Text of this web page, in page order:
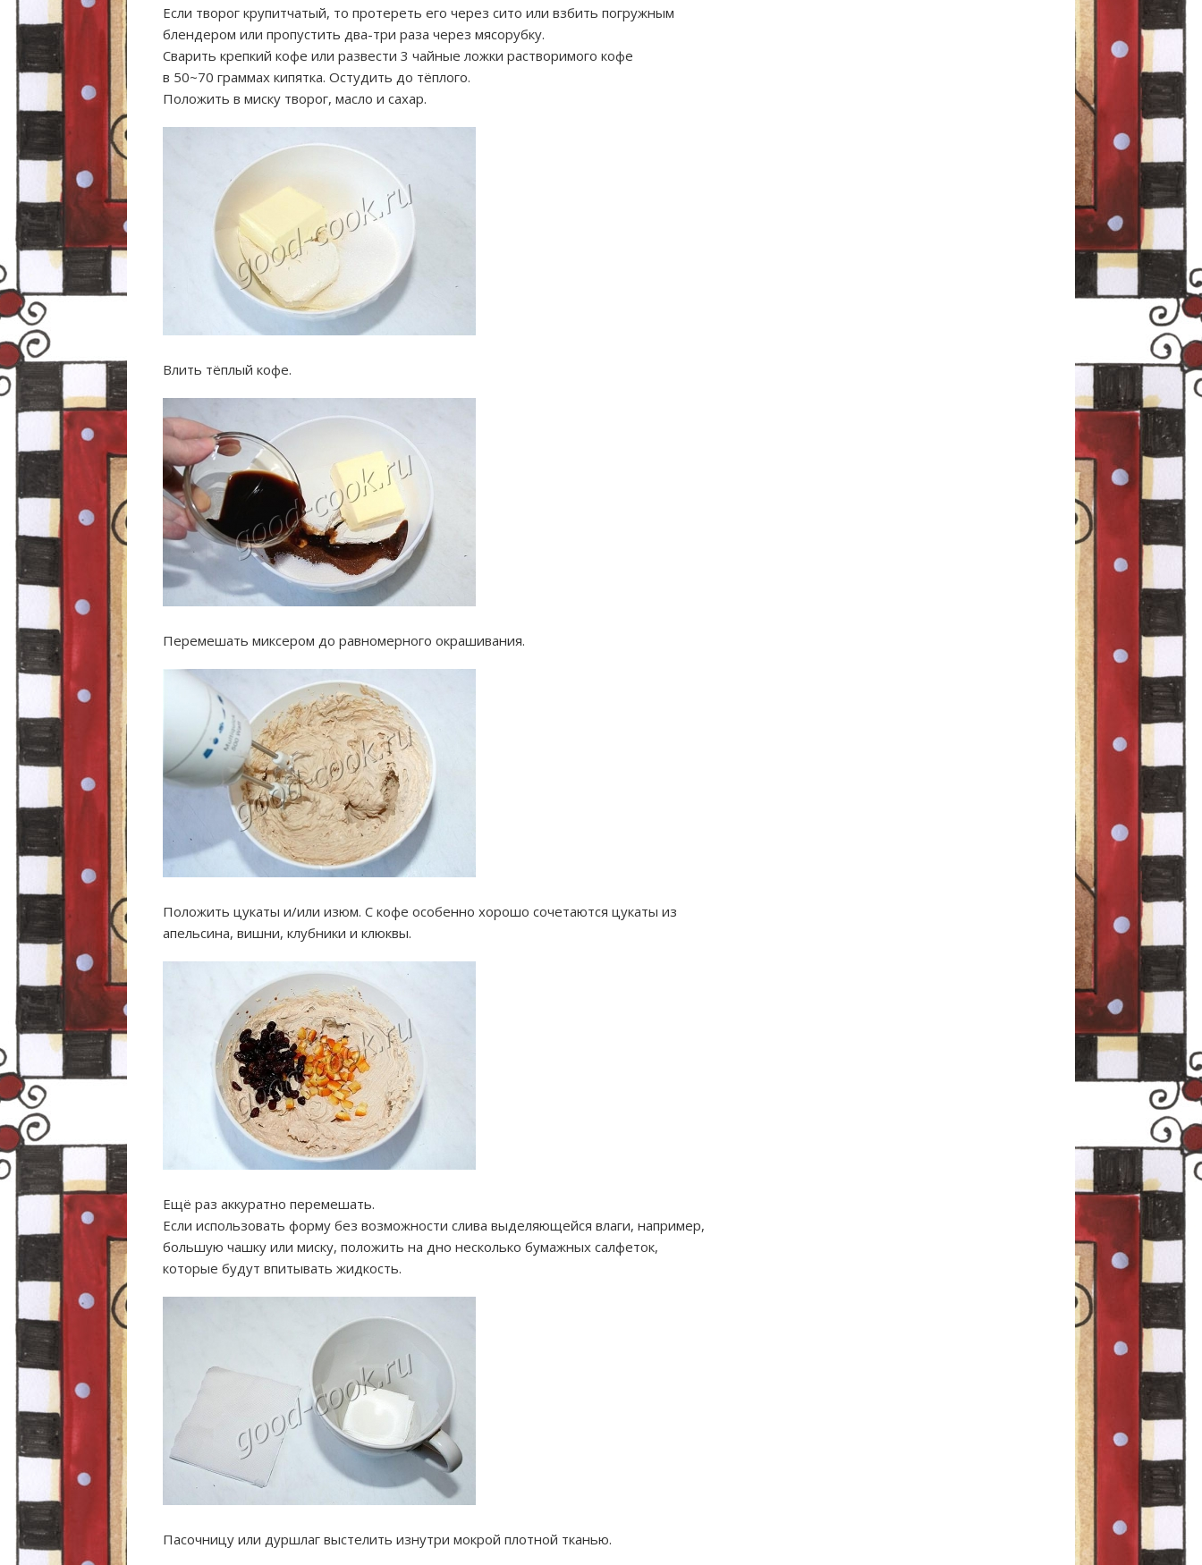
Если творог крупитчатый, то протереть его через сито или взбить погружным
блендером или пропустить два-три раза через мясорубку.
Сварить крепкий кофе или развести 3 чайные ложки растворимого кофе
в 50~70 граммах кипятка. Остудить до тёплого.
Положить в миску творог, масло и сахар.
Влить тёплый кофе.
Перемешать миксером до равномерного окрашивания.
Положить цукаты и/или изюм. С кофе особенно хорошо сочетаются цукаты из
апельсина, вишни, клубники и клюквы.
Ещё раз аккуратно перемешать.
Если использовать форму без возможности слива выделяющейся влаги, например,
большую чашку или миску, положить на дно несколько бумажных салфеток,
которые будут впитывать жидкость.
Пасочницу или дуршлаг выстелить изнутри мокрой плотной тканью.